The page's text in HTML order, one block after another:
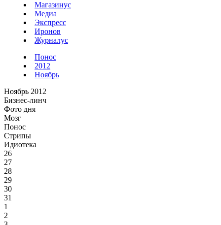
Магазинус
Медиа
Экспресс
Иронов
Журналус
Понос
2012
Ноябрь
Ноябрь 2012
Бизнес-линч
Фото дня
Мозг
Понос
Стрипы
Идиотека
26
27
28
29
30
31
1
2